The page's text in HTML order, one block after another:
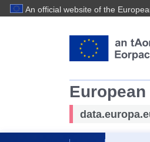
An official website of the